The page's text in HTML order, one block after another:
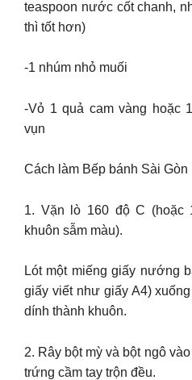
teaspoon nước cốt chanh,
thì tốt hơn)
-1 nhúm nhỏ muối
-Vỏ 1 quả cam vàng hoặc
vụn
Cách làm Bếp bánh Sài Gòn
1. Vặn lò 160 độ C (hoặc
khuôn sẫm màu).
Lót một miếng giấy nướng
giấy viết như giấy A4)
dính thành khuôn.
2. Rây bột mỳ và bột ngô
trứng cầm tay trộn đều.